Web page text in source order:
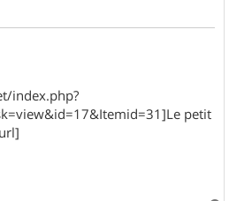
index.php?
petit